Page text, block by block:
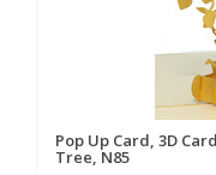
Pop Up Card, 3D
Tree, N85